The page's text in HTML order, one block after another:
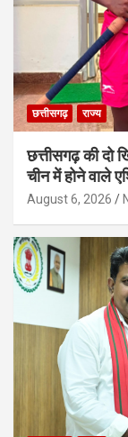
छत्तीसगढ़ राज्य
छत्तीसगढ़ की दो
चीन में होने वाले
August 6, 2026